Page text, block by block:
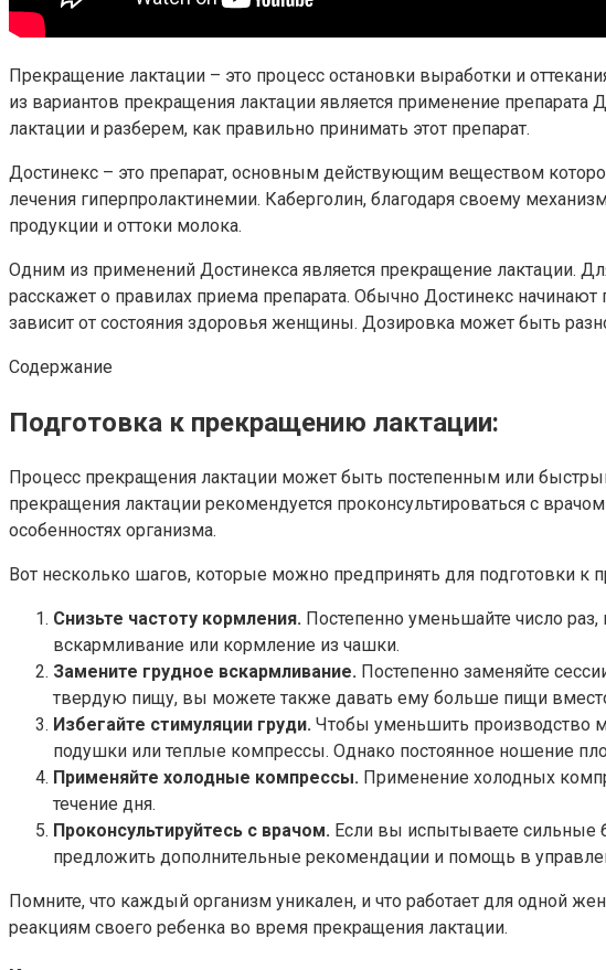
Прекращение лактации – это процесс остановки выработки и
из вариантов прекращения лактации является применение
лактации и разберем, как правильно принимать этот препарат.
Достинекс – это препарат, основным действующим веществом
лечения гиперпролактинемии. Каберголин, благодаря своему
продукции и оттоки молока.
Одним из применений Достинекса является прекращение лактации.
расскажет о правилах приема препарата. Обычно Достинекс
зависит от состояния здоровья женщины. Дозировка может быть
Содержание
Подготовка к прекращению лактации:
Процесс прекращения лактации может быть постепенным или
прекращения лактации рекомендуется проконсультироваться с
особенностях организма.
Вот несколько шагов, которые можно предпринять для подготовки к
Снизьте частоту кормления. Постепенно уменьшайте число
вскармливание или кормление из чашки.
Замените грудное вскармливание. Постепенно заменяйте
твердую пищу, вы можете также давать ему больше пищи
Избегайте стимуляции груди. Чтобы уменьшить производство
подушки или теплые компрессы. Однако постоянное ношение
Применяйте холодные компрессы. Применение холодных
течение дня.
Проконсультируйтесь с врачом. Если вы испытываете сильные
предложить дополнительные рекомендации и помощь в
Помните, что каждый организм уникален, и что работает для одной
реакциям своего ребенка во время прекращения лактации.